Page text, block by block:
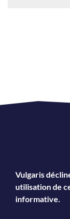
Vulgaris
utilisation de
informative.